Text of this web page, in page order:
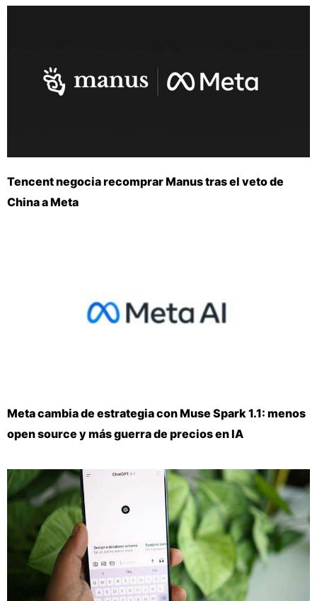
Tencent negocia recomprar Manus tras el veto de
China a Meta
Meta cambia de estrategia con Muse Spark 1.1: menos
open source y más guerra de precios en IA